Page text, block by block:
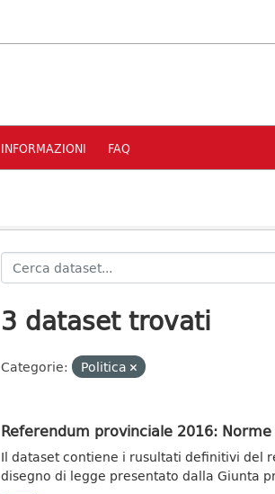
INFORMAZIONI FAQ
3 dataset trovati
Categorie: Politica
Referendum provinciale 2016:
Il dataset contiene i rusultati definitivi del
disegno di legge presentato dalla Giunta